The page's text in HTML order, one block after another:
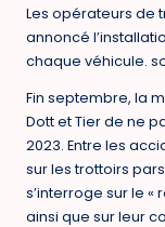
Les opérateurs de
annoncé
chaque véhicule.
Fin septembre, la
Dott et Tier de ne
2023. Entre les
sur les trottoirs
s’interroge sur le
ainsi que sur leur